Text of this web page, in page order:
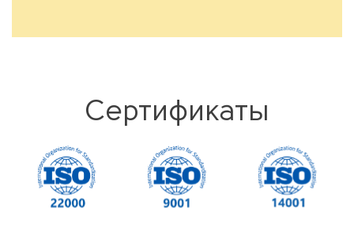
Сертификаты